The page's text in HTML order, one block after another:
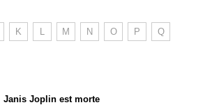
K L M N O P Q
Janis Joplin est morte